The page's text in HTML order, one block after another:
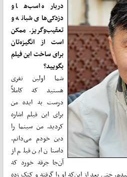
درباره اسب‌ها و
دزدکی‌های شبانه و
تعقیب‌وگریز. ممکن
است از انگیزه‌تان
برای ساخت این فیلم
بگویید؟
شما اولین نفری
هستید که کاملاً
درست به ایده من
برای این فیلم اشاره
کردید. من سینما را
دین خودم می‌دانم.
داستان این فیلم از
آن‌جا جرقه خورد که
حتی بعد از این‌که او را گرفته و کتک زده